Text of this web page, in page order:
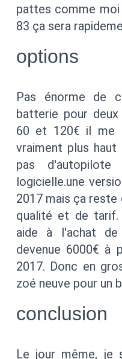
pattes comme
83 ça sera
options
Pas énorme de
batterie pour
60 et 120€ il me
vraiment plus haut
pas
logicielle.une
2017 mais ça reste
qualité et de
aide à l'achat
devenue 6000€ à
2017. Donc en
zoé neuve pour un
conclusion
Le jour même, je